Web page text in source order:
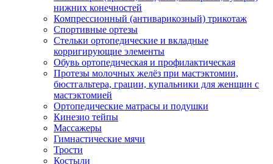
нижних конечностей
Компрессионный (антиварикозный) трикотаж
Спортивные ортезы
Стельки ортопедические и вкладные
корригирующие элементы
Обувь ортопедическая и профилактическая
Протезы молочных желёз при мастэктомии,
бюстгальтера, грации, купальники для женщин с
мастэктомией
Ортопедические матрасы и подушки
Кинезио тейпы
Массажеры
Гимнастические мячи
Трости
Костыли